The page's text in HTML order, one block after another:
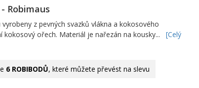
Robimaus
z pevných svazků vlákna a kokosového
ořech. Materiál je nařezán na kousky...
[Celý
6 ROBIBODŮ, které můžete převést na slevu